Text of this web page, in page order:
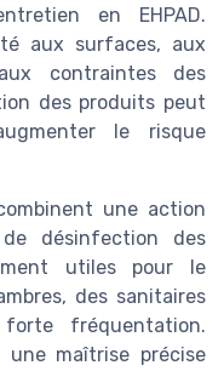
en EHPAD.
aux surfaces, aux
contraintes des
des produits peut
le risque
une action
désinfection des
utiles pour le
des sanitaires
fréquentation.
maîtrise précise